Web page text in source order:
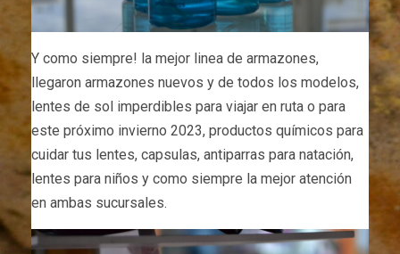
Y como siempre! la mejor linea de armazones,
llegaron armazones nuevos y de todos los modelos,
lentes de sol imperdibles para viajar en ruta o para
este próximo invierno 2023, productos químicos para
cuidar tus lentes, capsulas, antiparras para natación,
lentes para niños y como siempre la mejor atención
en ambas sucursales.